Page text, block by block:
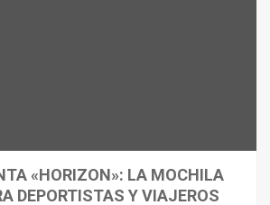
«HORIZON»: LA MOCHILA
DEPORTISTAS Y VIAJEROS